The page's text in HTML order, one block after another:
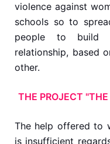
violence against
schools so to
people to build
relationship, based
other.
THE PROJECT
The help offered to
is insufficient